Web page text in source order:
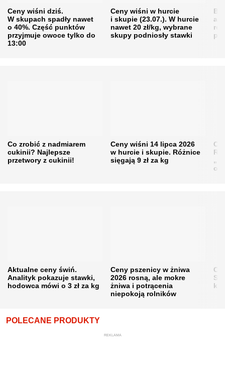
Ceny wiśni dziś.
W skupach spadły nawet
o 40%. Część punktów
przyjmuje owoce tylko do
13:00
Ceny wiśni w hurcie
i skupie (23.07.). W hurcie
nawet 20 zł/kg, wybrane
skupy podniosły stawki
Co zrobić z nadmiarem
cukinii? Najlepsze
przetwory z cukinii!
Ceny wiśni 14 lipca 2026
w hurcie i skupie. Różnice
sięgają 9 zł za kg
Aktualne ceny świń.
Analityk pokazuje stawki,
hodowca mówi o 3 zł za kg
Ceny pszenicy w żniwa
2026 rosną, ale mokre
żniwa i potrącenia
niepokoją rolników
POLECANE PRODUKTY
REKLAMA